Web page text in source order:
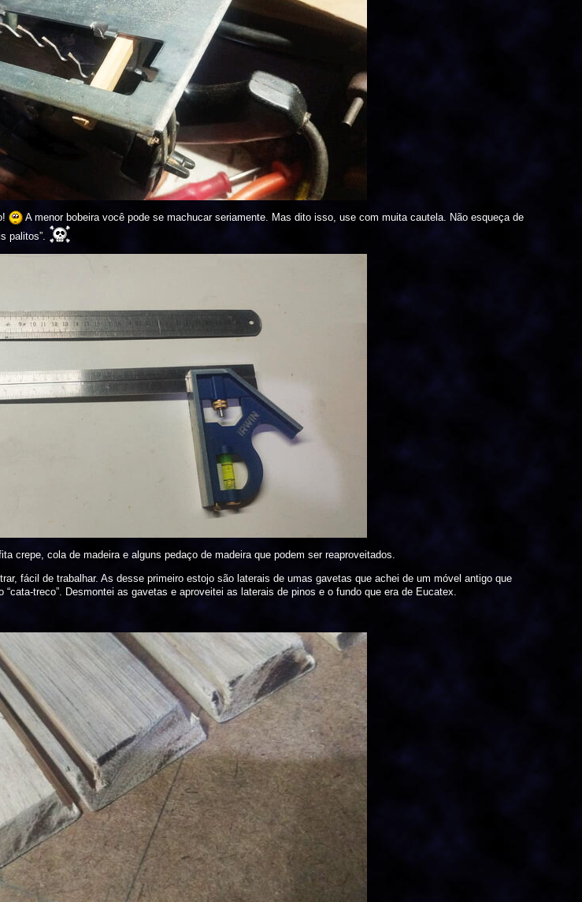
A menor bobeira você pode se machucar seriamente. Mas dito isso, use com muita cautela. Não esqueça de
palitos”.
crepe, cola de madeira e alguns pedaço de madeira que podem ser reaproveitados.
fácil de trabalhar. As desse primeiro estojo são laterais de umas gavetas que achei de um móvel antigo que
treco”. Desmontei as gavetas e aproveitei as laterais de pinos e o fundo que era de Eucatex.